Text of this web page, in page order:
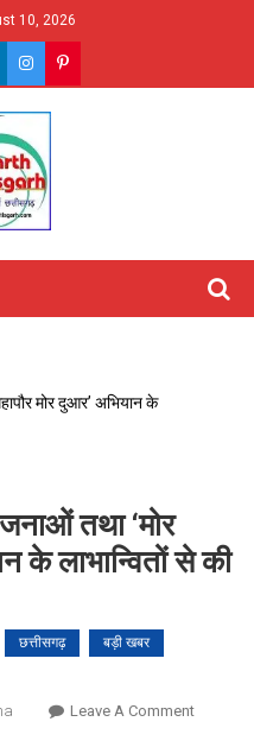
10, 2026
मोर दुआर’ अभियान के
तथा ‘मोर
के लाभान्वितों से की
छत्तीसगढ़
बड़ी खबर
Leave A CommentOn